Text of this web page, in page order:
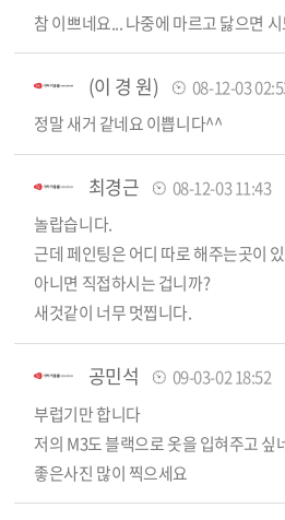
참 이쁘네요... 나중에 마르고 닳으면
(이 경 원)
08-12-03
정말 새거 같네요 이쁩니다^^
최경근
08-12-03 11:43
놀랍습니다.
근데 페인팅은 어디 따로 해주는곳이
아니면 직접하시는 겁니까?
새것같이 너무 멋찝니다.
공민석
09-03-02 18:52
부럽기만 합니다
저의 M3도 블랙으로 옷을 입혀주고 싶
좋은사진 많이 찍으세요